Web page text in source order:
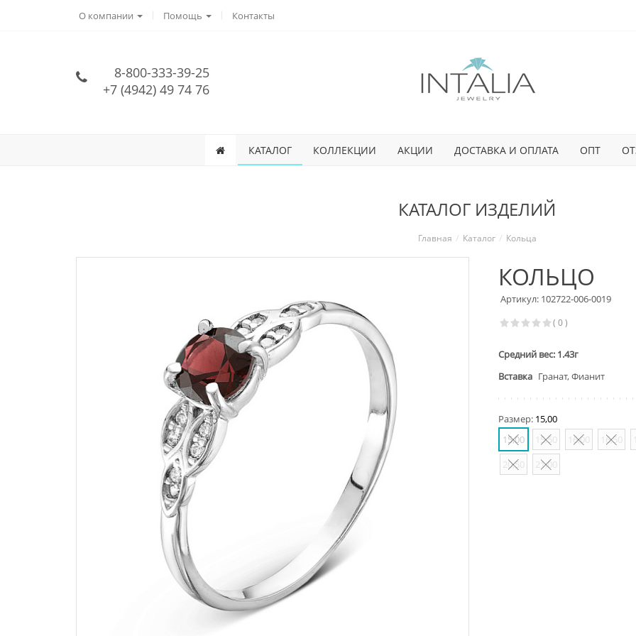
О компании Помощь Контакты
8-800-333-39-25
+7 (4942) 49 74 76
КАТАЛОГ КОЛЛЕКЦИИ АКЦИИ ДОСТАВКА И ОПЛАТА ОПТ
КАТАЛОГ ИЗДЕЛИЙ
Главная Каталог Кольца
КОЛЬЦО
Артикул: 102722-006-0019
( 0 )
Средний вес: 1.43г
Вставка Гранат, Фианит
Размер: 15,00
15,00
15,50 16,00 16,50
20,50
21,00